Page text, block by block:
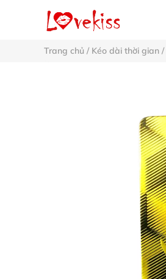
Trang chủ / Kéo dài thời gian /